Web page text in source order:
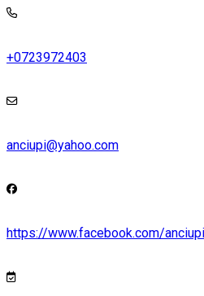
+0723972403
anciupi@yahoo.com
https://www.facebook.com/